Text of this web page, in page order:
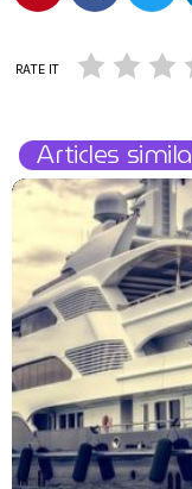
RATE IT
Articles